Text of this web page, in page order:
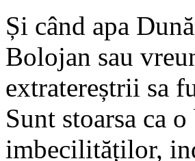
Și când apa
Bolojan sau
extratereștrii sa
Sunt stoarsa ca
imbecilităților,